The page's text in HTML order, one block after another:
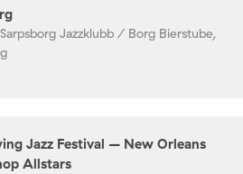
Sarpsborg Jazzklubb / Borg Bierstube,
Jazz Festival – New Orleans
Allstars